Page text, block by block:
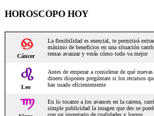
HOROSCOPO HOY